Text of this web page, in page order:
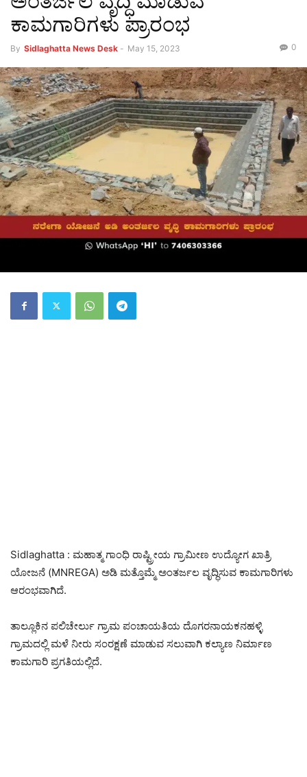
ಕಾಮಗಾರಿಗಳು ಪ್ರಾರಂಭ
By Sidlaghatta News Desk - May 15, 2023 0
Sidlaghatta : ಮಹಾತ್ಮ ಗಾಂಧಿ ರಾಷ್ಟ್ರೀಯ ಗ್ರಾಮೀಣ ಉದ್ಯೋಗ ಖಾತ್ರಿ
ಯೋಜನೆ (MNREGA) ಅಡಿ ಮತ್ತೊಮ್ಮೆ ಅಂತರ್ಜಲ ವೃದ್ಧಿಸುವ ಕಾಮಗಾರಿಗಳು
ಆರಂಭವಾಗಿದೆ.
ತಾಲ್ಲೂಕಿನ ಪಲಿಚೇರ್ಲು ಗ್ರಾಮ ಪಂಚಾಯತಿಯ ದೊಗರನಾಯಕನಹಳ್ಳಿ
ಗ್ರಾಮದಲ್ಲಿ ಮಳೆ ನೀರು ಸಂರಕ್ಷಣೆ ಮಾಡುವ ಸಲುವಾಗಿ ಕಲ್ಯಾಣ ನಿರ್ಮಾಣ
ಕಾಮಗಾರಿ ಪ್ರಗತಿಯಲ್ಲಿದೆ.